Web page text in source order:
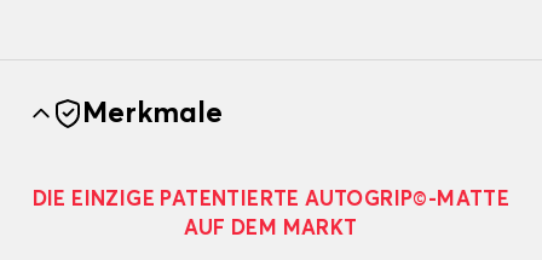
Merkmale
DIE EINZIGE PATENTIERTE AUTOGRIP©-MATTE
AUF DEM MARKT